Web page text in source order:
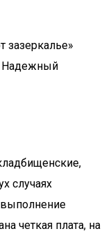
зазеркалье»
Надежный
случаях
выполнение
четкая плата, на